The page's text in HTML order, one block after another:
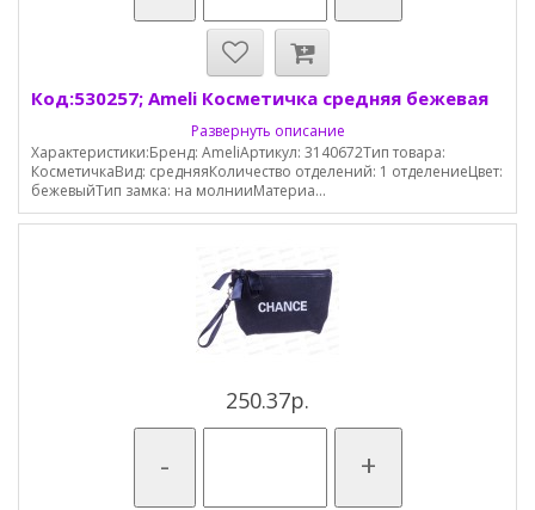
Код:530257; Ameli Косметичка средняя бежевая
Развернуть описание
Характеристики:Бренд: AmeliАртикул: 3140672Тип товара:
КосметичкаВид: средняяКоличество отделений: 1 отделениеЦвет:
бежевыйТип замка: на молнииМатериа...
250.37р.
- +